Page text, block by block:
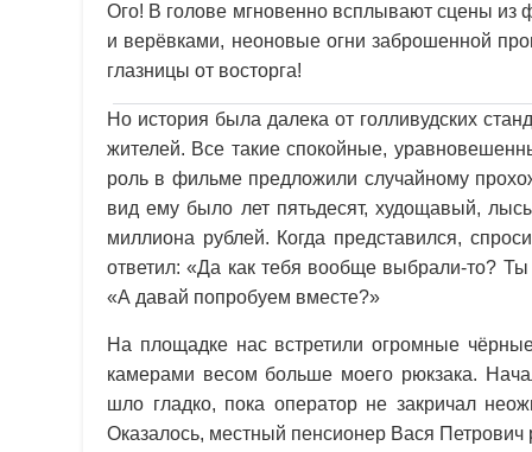
Ого! В голове мгновенно всплывают сцены из
и верёвками, неоновые огни заброшенной
глазницы от восторга!
Но история была далека от голливудских
жителей. Все такие спокойные,
роль в фильме предложили случайному
вид ему было лет пятьдесят, худощавый,
миллиона рублей. Когда представился,
ответил: «Да как тебя вообще выбрали-то?
«А давай попробуем вместе?»
На площадке нас встретили огромные
камерами весом больше моего рюкзака.
шло гладко, пока оператор не закричал
Оказалось, местный пенсионер Вася